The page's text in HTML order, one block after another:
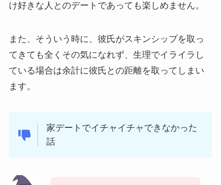
け好きな人とのデートであっても楽しめません。
また、そういう時に、彼氏がスキンシップを取っ
てきても全くその気になれず、生理でイライラし
ている場合は余計に彼氏との距離を取ってしまい
ます。
家デートでイチャイチャできなかった
話